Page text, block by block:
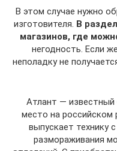
В этом случае нужно
изготовителя. В
магазинов, где
негодность. Если
неполадку не
Атлант — известный
место на российском
выпускает технику
размораживания